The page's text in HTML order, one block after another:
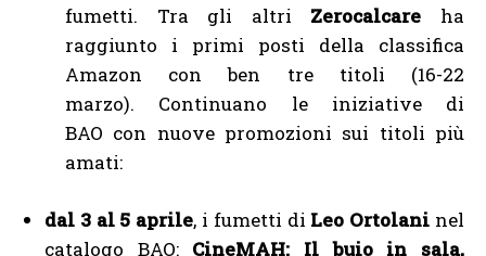
fumetti. Tra gli altri Zerocalcare ha
raggiunto i primi posti della classifica
Amazon con ben tre titoli (16-22
marzo). Continuano le iniziative di
BAO con nuove promozioni sui titoli più
amati:
dal 3 al 5 aprile, i fumetti di Leo Ortolani nel
catalogo BAO:CineMAH: Il buio in sala,